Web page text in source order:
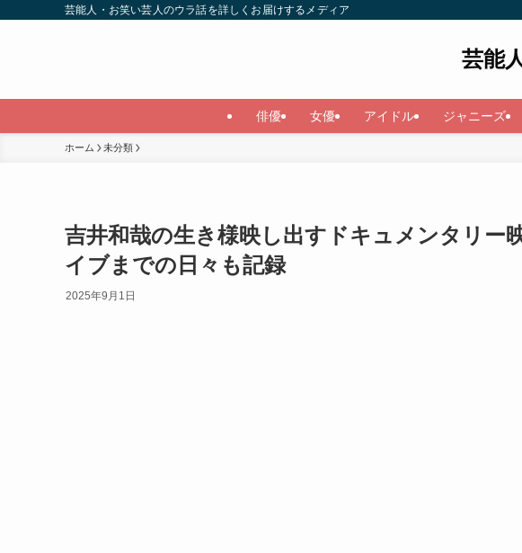
芸能人・お笑い芸人のウラ話を詳しくお届けするメディア
芸能
俳優 女優 アイドル ジャニーズ
ホーム 未分類
吉井和哉の生き様映し出すドキュメンタリー
イブまでの日々も記録
2025年9月1日